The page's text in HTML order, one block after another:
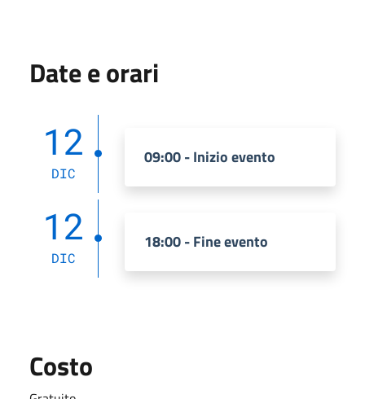
Date e orari
12
DIC
09:00 - Inizio evento
12
DIC
18:00 - Fine evento
Costo